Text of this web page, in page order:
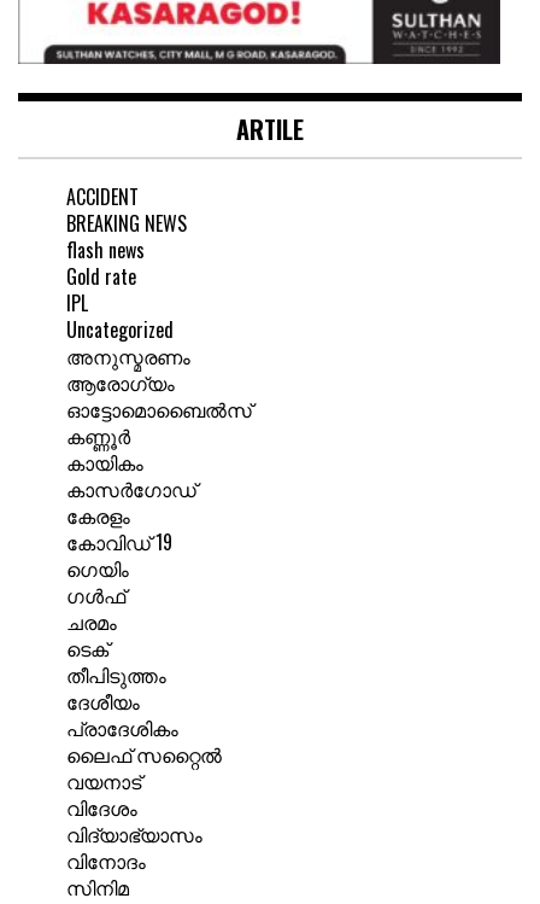
ARTILE
ACCIDENT
BREAKING NEWS
flash news
Gold rate
IPL
Uncategorized
അനുസ്മരണം
ആരോഗ്യം
ഓട്ടോമൊബൈൽസ്
കണ്ണൂർ
കായികം
കാസർഗോഡ്
കേരളം
കോവിഡ് 19
ഗെയിം
ഗൾഫ്
ചരമം
ടെക്
തീപിടുത്തം
ദേശീയം
പ്രാദേശികം
ലൈഫ് സറ്റൈൽ
വയനാട്
വിദേശം
വിദ്യാഭ്യാസം
വിനോദം
സിനിമ